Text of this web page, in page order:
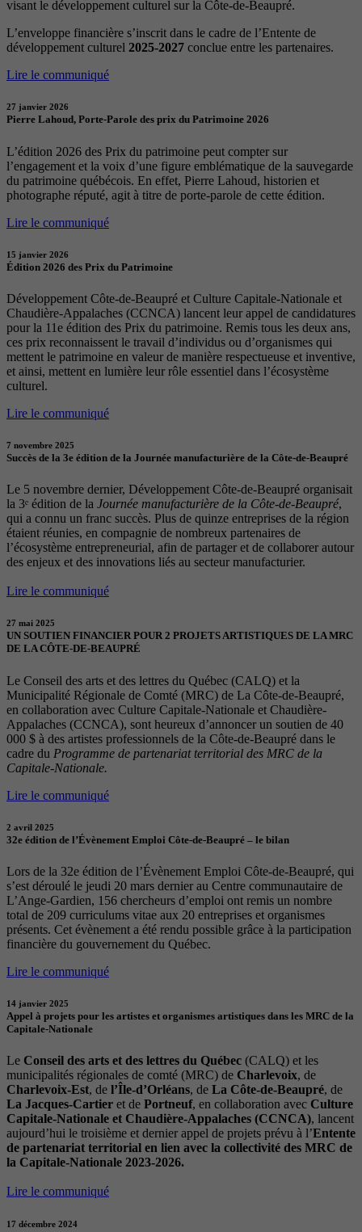
visant le développement culturel sur la Côte-de-Beaupré.
L’enveloppe financière s’inscrit dans le cadre de l’Entente de
développement culturel 2025-2027 conclue entre les partenaires.
Lire le communiqué
27 janvier 2026
Pierre Lahoud, Porte-Parole des prix du Patrimoine 2026
L’édition 2026 des Prix du patrimoine peut compter sur
l’engagement et la voix d’une figure emblématique de la sauvegarde
du patrimoine québécois. En effet, Pierre Lahoud, historien et
photographe réputé, agit à titre de porte-parole de cette édition.
Lire le communiqué
15 janvier 2026
Édition 2026 des Prix du Patrimoine
Développement Côte-de-Beaupré et Culture Capitale-Nationale et
Chaudière-Appalaches (CCNCA) lancent leur appel de candidatures
pour la 11e édition des Prix du patrimoine. Remis tous les deux ans,
ces prix reconnaissent le travail d’individus ou d’organismes qui
mettent le patrimoine en valeur de manière respectueuse et inventive,
et ainsi, mettent en lumière leur rôle essentiel dans l’écosystème
culturel.
Lire le communiqué
7 novembre 2025
Succès de la 3e édition de la Journée manufacturière de la Côte-de-Beaupré
Le 5 novembre dernier, Développement Côte-de-Beaupré organisait
la 3ᵉ édition de la Journée manufacturière de la Côte-de-Beaupré,
qui a connu un franc succès. Plus de quinze entreprises de la région
étaient réunies, en compagnie de nombreux partenaires de
l’écosystème entrepreneurial, afin de partager et de collaborer autour
des enjeux et des innovations liés au secteur manufacturier.
Lire le communiqué
27 mai 2025
UN SOUTIEN FINANCIER POUR 2 PROJETS ARTISTIQUES DE LA MRC
DE LA CÔTE-DE-BEAUPRÉ
Le Conseil des arts et des lettres du Québec (CALQ) et la
Municipalité Régionale de Comté (MRC) de La Côte-de-Beaupré,
en collaboration avec Culture Capitale-Nationale et Chaudière-
Appalaches (CCNCA), sont heureux d’annoncer un soutien de 40
000 $ à des artistes professionnels de la Côte-de-Beaupré dans le
cadre du Programme de partenariat territorial des MRC de la
Capitale-Nationale.
Lire le communiqué
2 avril 2025
32e édition de l’Évènement Emploi Côte-de-Beaupré – le bilan
Lors de la 32e édition de l’Évènement Emploi Côte-de-Beaupré, qui
s’est déroulé le jeudi 20 mars dernier au Centre communautaire de
L’Ange-Gardien, 156 chercheurs d’emploi ont remis un nombre
total de 209 curriculums vitae aux 20 entreprises et organismes
présents. Cet évènement a été rendu possible grâce à la participation
financière du gouvernement du Québec.
Lire le communiqué
14 janvier 2025
Appel à projets pour les artistes et organismes artistiques dans les MRC de la
Capitale-Nationale
Le Conseil des arts et des lettres du Québec (CALQ) et les
municipalités régionales de comté (MRC) de Charlevoix, de
Charlevoix-Est, de l’Île-d’Orléans, de La Côte-de-Beaupré, de
La Jacques-Cartier et de Portneuf, en collaboration avec Culture
Capitale-Nationale et Chaudière-Appalaches (CCNCA), lancent
aujourd’hui le troisième et dernier appel de projets prévu à l’Entente
de partenariat territorial en lien avec la collectivité des MRC de
la Capitale-Nationale 2023-2026.
Lire le communiqué
17 décembre 2024